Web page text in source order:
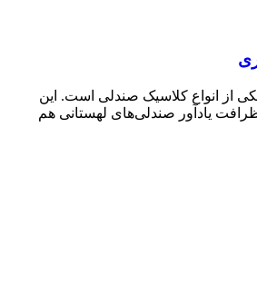
از انواع کلاسیک صندلی است. این
یادآور صندلی‌های لهستانی هم